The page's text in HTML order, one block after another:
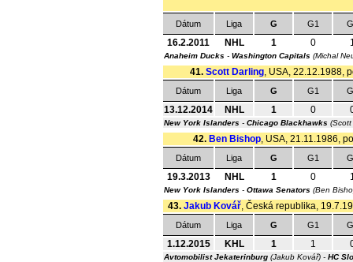
Dátum Liga G G1
16.2.2011 NHL 1 0
Anaheim Ducks - Washington Capitals (Michal
41. Scott Darling, USA, 22.12.1988,
Dátum Liga G G1
13.12.2014 NHL 1 0
New York Islanders - Chicago Blackhawks
42. Ben Bishop, USA, 21.11.1986,
Dátum Liga G G1
19.3.2013 NHL 1 0
New York Islanders - Ottawa Senators (Ben
43. Jakub Kovář, Česká republika,
Dátum Liga G G1
1.12.2015 KHL 1 1
Avtomobilist Jekaterinburg (Jakub Kovář) - HC